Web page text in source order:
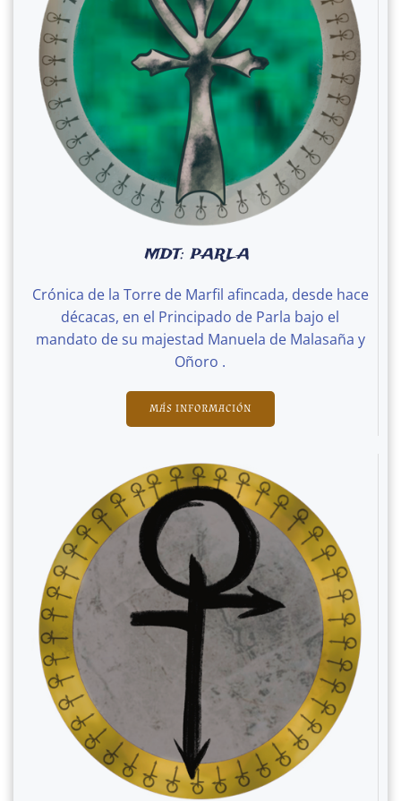
MDT: PARLA
Crónica de la Torre de Marfil afincada, desde hace
décacas, en el Principado de Parla bajo el
mandato de su majestad Manuela de Malasaña y
Oñoro .
MÁS INFORMACIÓN